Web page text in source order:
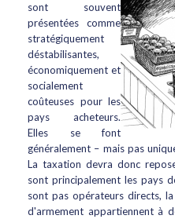
sont souvent
présentées comme
stratégiquement
déstabilisantes,
économiquement et
socialement
coûteuses pour les
pays acheteurs.
Elles se font
généralement – mais pas
La taxation devra donc
sont principalement les pays
sont pas opérateurs directs,
d'armement appartiennent à